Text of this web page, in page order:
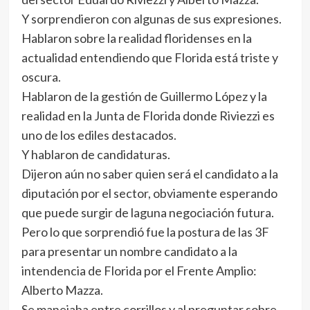
Y sorprendieron con algunas de sus expresiones.
Hablaron sobre la realidad floridenses en la
actualidad entendiendo que Florida está triste y
oscura.
Hablaron de la gestión de Guillermo López y la
realidad en la Junta de Florida donde Riviezzi es
uno de los ediles destacados.
Y hablaron de candidaturas.
Dijeron aún no saber quien será el candidato a la
diputación por el sector, obviamente esperando
que puede surgir de laguna negociación futura.
Pero lo que sorprendió fue la postura de las 3F
para presentar un nombre candidato a la
intendencia de Florida por el Frente Amplio:
Alberto Mazza.